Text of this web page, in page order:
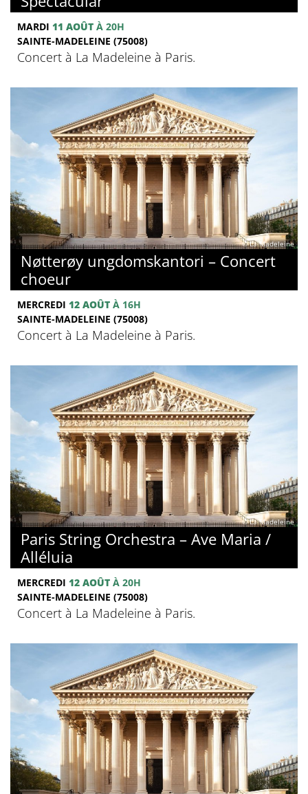
MARDI 11 AOÛT À 20H
SAINTE-MADELEINE (75008)
Concert à La Madeleine à Paris.
© La Madeleine
Nøtterøy ungdomskantori – Concert
choeur
MERCREDI 12 AOÛT À 16H
SAINTE-MADELEINE (75008)
Concert à La Madeleine à Paris.
© La Madeleine
Paris String Orchestra – Ave Maria /
Alléluia
MERCREDI 12 AOÛT À 20H
SAINTE-MADELEINE (75008)
Concert à La Madeleine à Paris.